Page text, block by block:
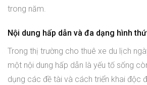
trong năm.
Nội dung hấp dẫn và đa dạng hình
Trong thị trường cho thuê xe du lịch
một nội dung hấp dẫn là yếu tố sống
dụng các đề tài và cách triển khai độc